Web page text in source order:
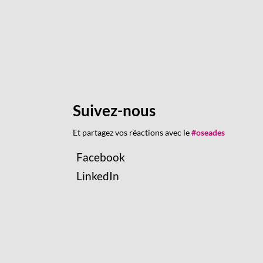
Suivez-nous
Et partagez vos réactions avec le#oseades
Facebook
LinkedIn